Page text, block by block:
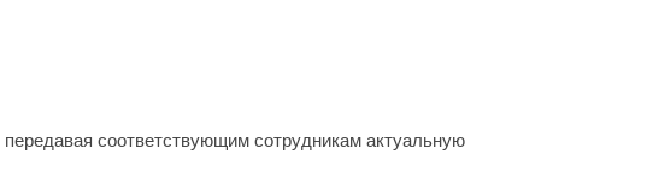
соответствующим сотрудникам актуальную